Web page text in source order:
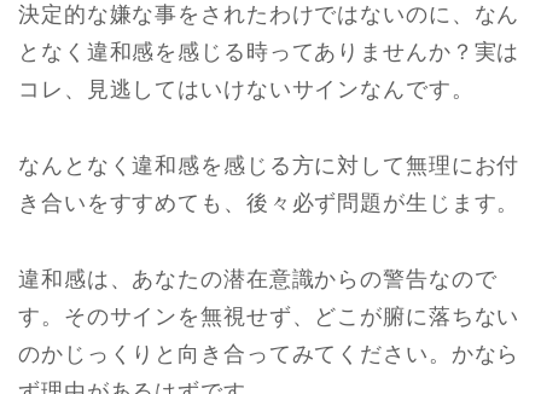
決定的な嫌な事をされたわけではないのに、なん
となく違和感を感じる時ってありませんか？実は
コレ、見逃してはいけないサインなんです。
なんとなく違和感を感じる方に対して無理にお付
き合いをすすめても、後々必ず問題が生じます。
違和感は、あなたの潜在意識からの警告なので
す。そのサインを無視せず、どこが腑に落ちない
のかじっくりと向き合ってみてください。かなら